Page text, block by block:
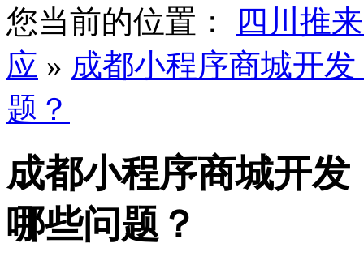
您当前的位置：
四川推
应 » 成都小程序商城开
题？
成都小程序商城开发
哪些问题？